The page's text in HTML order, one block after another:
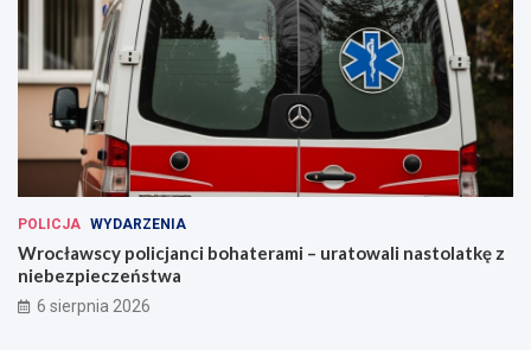
POLICJA WYDARZENIA
Wrocławscy policjanci bohaterami – uratowali nastolatkę z
niebezpieczeństwa
6 sierpnia 2026